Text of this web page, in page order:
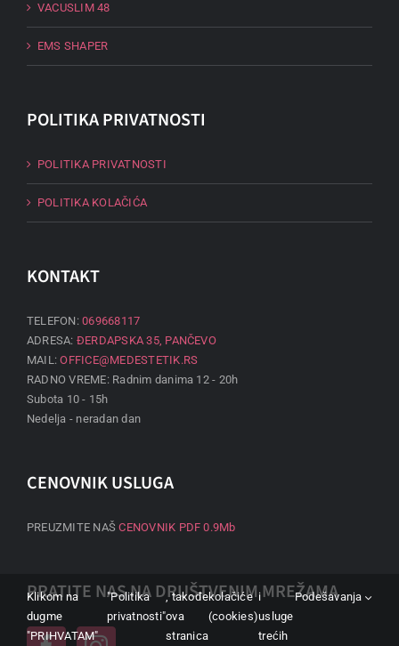
VACUSLIM 48
EMS SHAPER
POLITIKA PRIVATNOSTI
POLITIKA PRIVATNOSTI
POLITIKA KOLAČIĆA
KONTAKT
TELEFON:069668117
ADRESA: ĐERDAPSKA 35, PANČEVO
MAIL:OFFICE@MEDESTETIK.RS
RADNO VREME: Radnim danima 12 - 20h
Subota 10 - 15h
Nedelja - neradan dan
CENOVNIK USLUGA
PREUZMITE NAŠCENOVNIK PDF 0.9Mb
PRATITE NAS NA DRUŠTVENIM MREŽAMA
Klikom na
dugme
"PRIHVATAM"
"Politika
privatnosti"
, takođe
ova
stranica
kolačiće
(cookies)
i
usluge
trećih
Podešavanja